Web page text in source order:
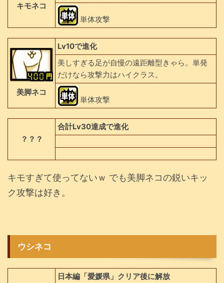
キモネコ
単体攻撃
美脚ネコ
Lv10で進化
美しすぎる足が自慢の遠距離型きゃら。単発
だけなら攻撃力はハイクラス。
単体攻撃
？？？
合計Lv30達成で進化
キモすぎて使ってないｗ でも美脚ネコの鋭いキッ
ク攻撃は好き。
ウシネコ
日本編「愛媛県」クリア後に解放